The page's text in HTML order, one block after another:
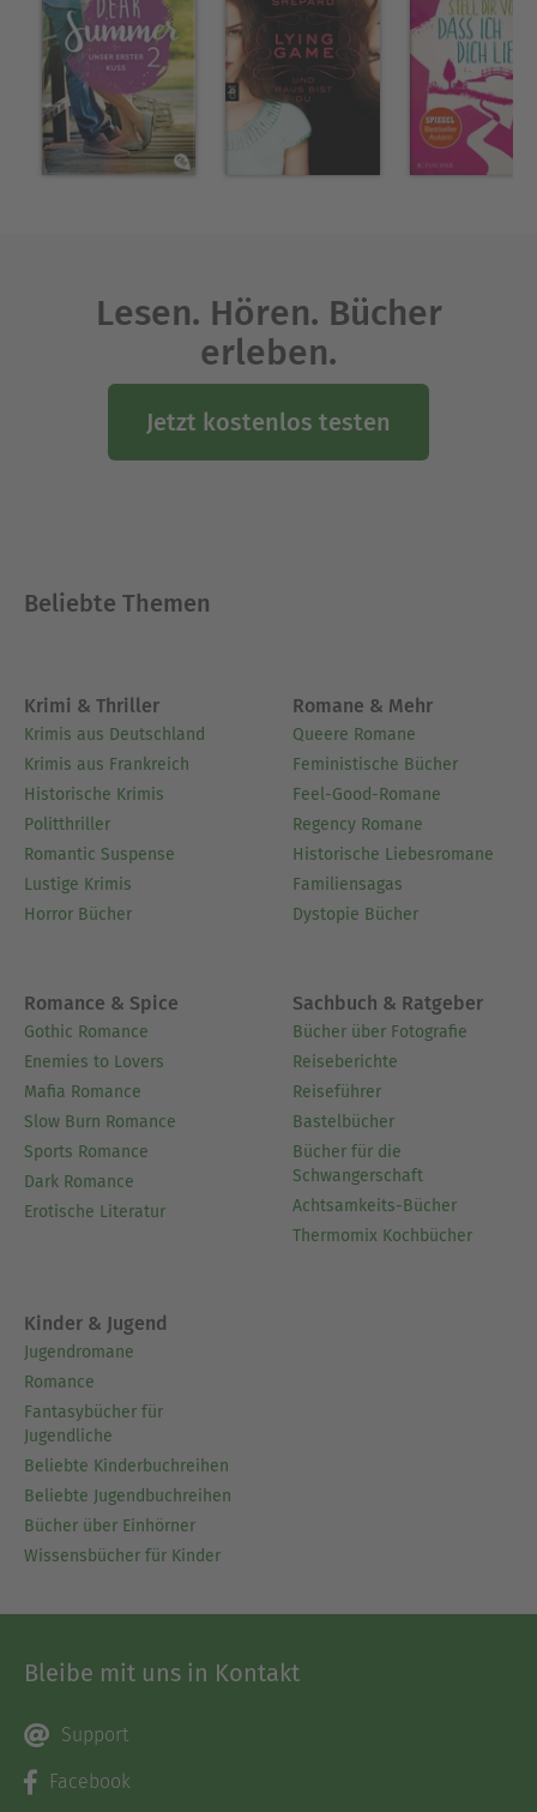
Lesen. Hören. Bücher
erleben.
Jetzt kostenlos testen
Beliebte Themen
Krimi & Thriller
Krimis aus Deutschland
Krimis aus Frankreich
Historische Krimis
Politthriller
Romantic Suspense
Lustige Krimis
Horror Bücher
Romane & Mehr
Queere Romane
Feministische Bücher
Feel-Good-Romane
Regency Romane
Historische Liebesromane
Familiensagas
Dystopie Bücher
Romance & Spice
Gothic Romance
Enemies to Lovers
Mafia Romance
Slow Burn Romance
Sports Romance
Dark Romance
Erotische Literatur
Sachbuch & Ratgeber
Bücher über Fotografie
Reiseberichte
Reiseführer
Bastelbücher
Bücher für die
Schwangerschaft
Achtsamkeits-Bücher
Thermomix Kochbücher
Kinder & Jugend
Jugendromane
Romance
Fantasybücher für
Jugendliche
Beliebte Kinderbuchreihen
Beliebte Jugendbuchreihen
Bücher über Einhörner
Wissensbücher für Kinder
Bleibe mit uns in Kontakt
Support
Facebook